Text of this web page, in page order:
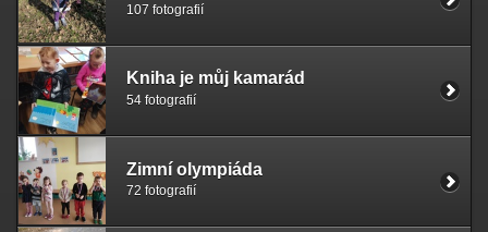
107 fotografií
Kniha je můj kamarád
54 fotografií
Zimní olympiáda
72 fotografií